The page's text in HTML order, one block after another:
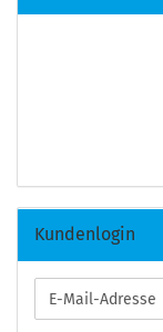
Kundenlogin
E-
Mail-